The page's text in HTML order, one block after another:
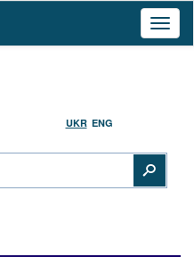
UKR ENG